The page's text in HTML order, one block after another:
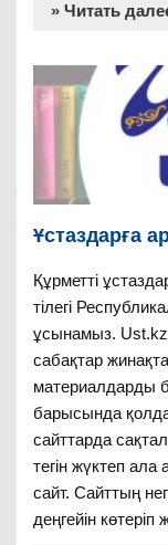
» Читать
Ұстаздарға
Құрметті
тілегі
ұсынамыз. Ust.kz
сабақтар
материалдарды
барысында
сайттарда
тегін жүктеп ала
сайт. Сайттың
деңгейін